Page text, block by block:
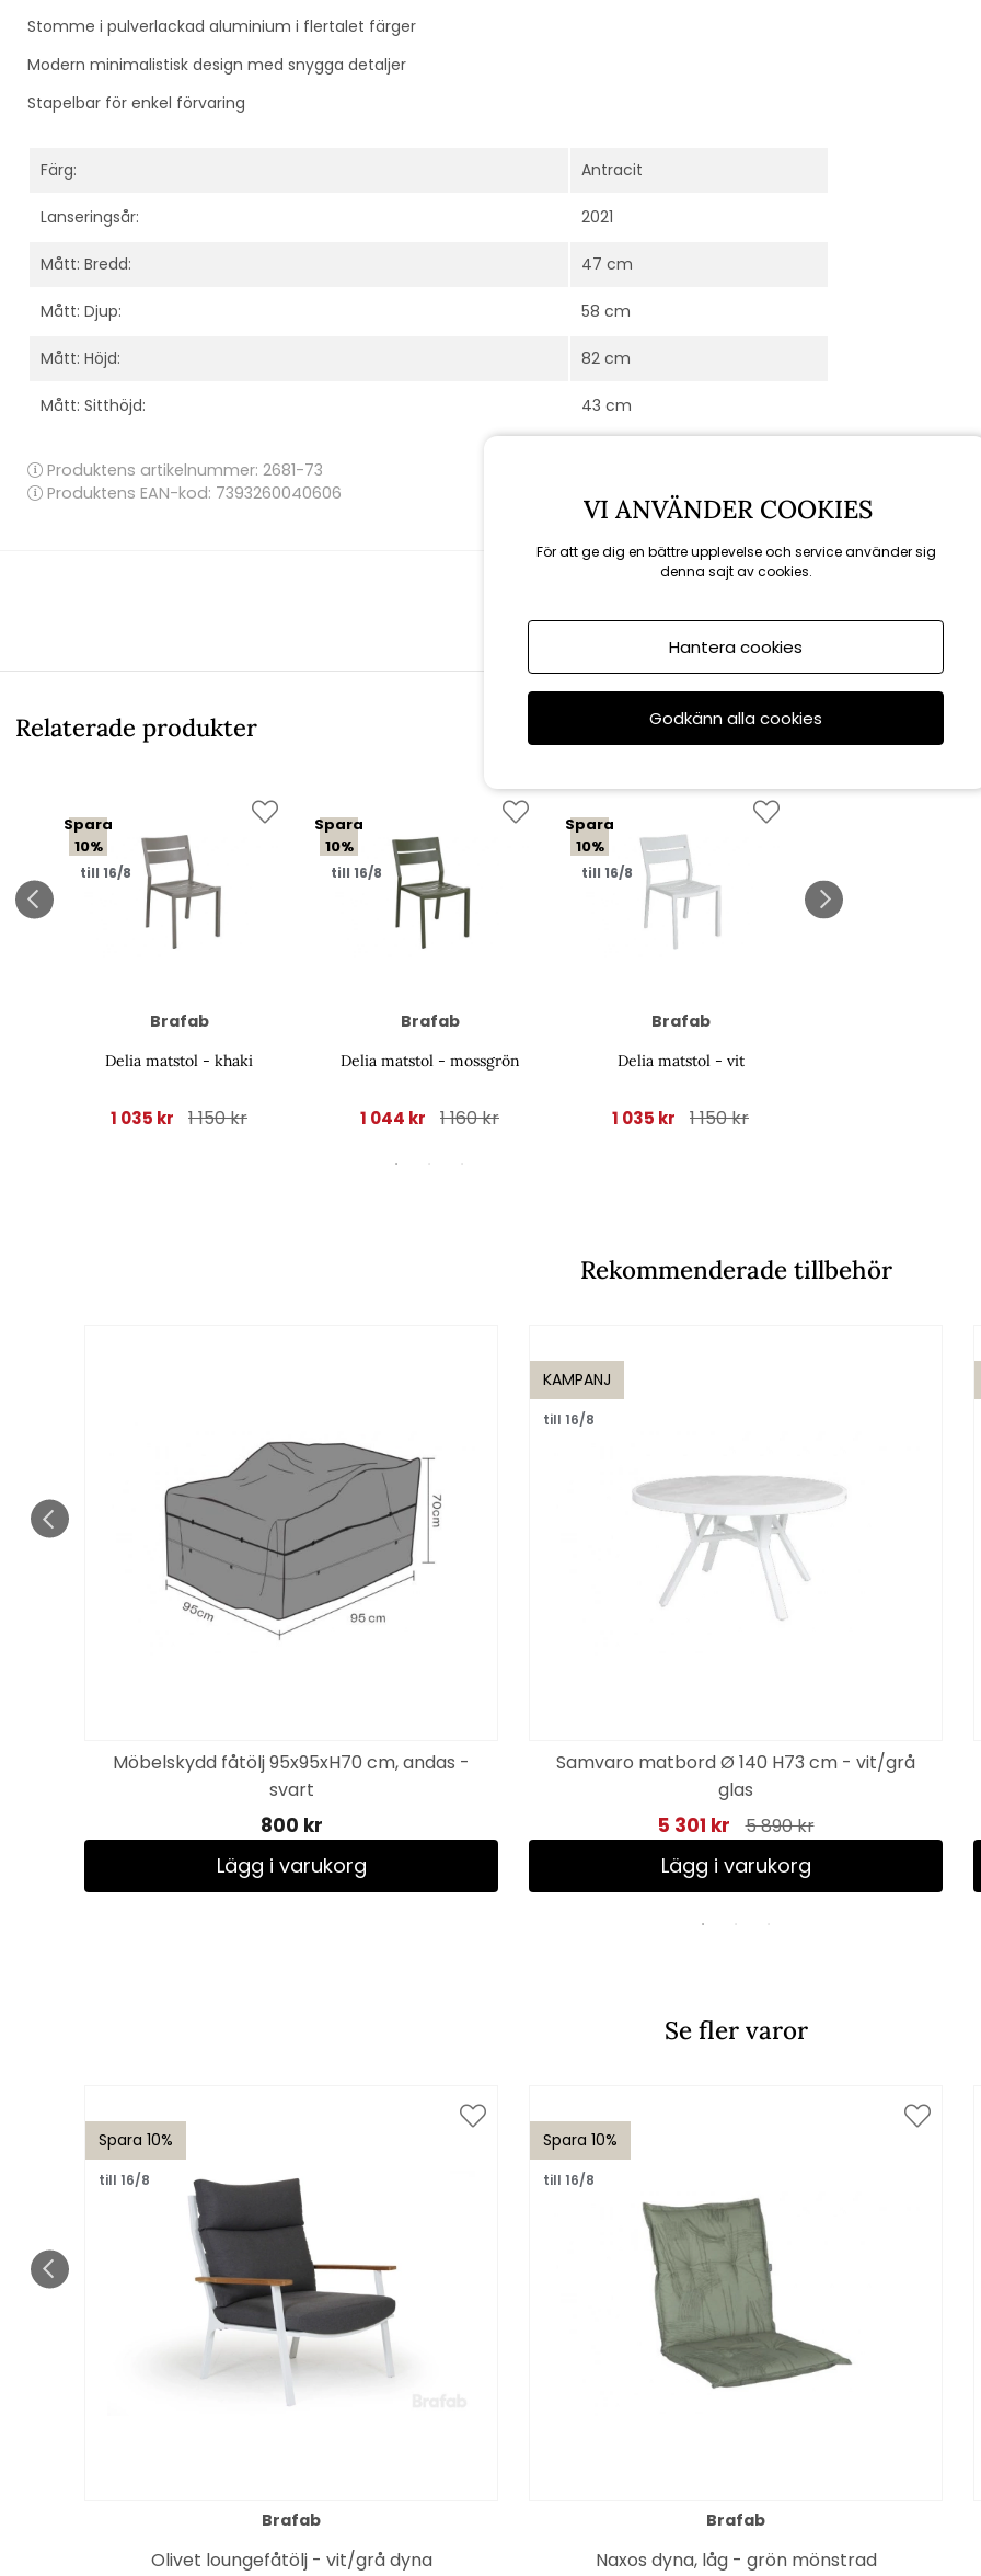
Stomme i pulverlackad aluminium i flertalet färger
Modern minimalistisk design med snygga detaljer
Stapelbar för enkel förvaring
Färg: Antracit
Lanseringsår: 2021
Mått: Bredd: 47 cm
Mått: Djup: 58 cm
Mått: Höjd: 82 cm
Mått: Sitthöjd: 43 cm
Produktens artikelnummer: 2681-73
Produktens EAN-kod: 7393260040606
Relaterade produkter
Spara
10%
till 16/8
Brafab
Delia matstol - khaki
1 035 kr 1 150 kr
Spara
10%
till 16/8
Brafab
Delia matstol - mossgrön
1 044 kr 1 160 kr
Spara
10%
till 16/8
Brafab
Delia matstol - vit
1 035 kr 1 150 kr
Rekommenderade tillbehör
Möbelskydd fåtölj 95x95xH70 cm, andas -
svart
800 kr
Lägg i varukorg
KAMPANJ
till 16/8
Samvaro matbord Ø 140 H73 cm - vit/grå
glas
5 301 kr 5 890 kr
Lägg i varukorg
Se fler varor
Spara 10%
till 16/8
Brafab
Olivet loungefåtölj - vit/grå dyna
Spara 10%
till 16/8
Brafab
Naxos dyna, låg - grön mönstrad
VI ANVÄNDER COOKIES
För att ge dig en bättre upplevelse och service använder sig
denna sajt av cookies.
Hantera cookies
Godkänn alla cookies